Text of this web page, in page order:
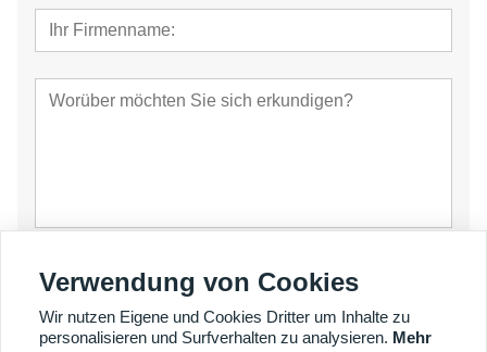
einreichen
Verwendung von Cookies
Wir nutzen Eigene und Cookies Dritter um Inhalte zu
personalisieren und Surfverhalten zu analysieren. Mehr